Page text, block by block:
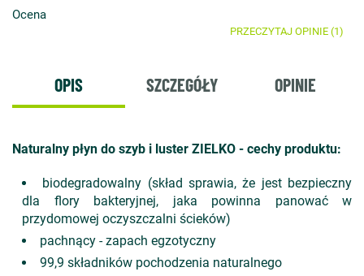
Ocena
PRZECZYTAJ OPINIE (1)
OPIS SZCZEGÓŁY OPINIE
Naturalny płyn do szyb i luster ZIELKO - cechy produktu:
biodegradowalny (skład sprawia, że jest bezpieczny
dla flory bakteryjnej, jaka powinna panować w
przydomowej oczyszczalni ścieków)
pachnący - zapach egzotyczny
99,9 składników pochodzenia naturalnego